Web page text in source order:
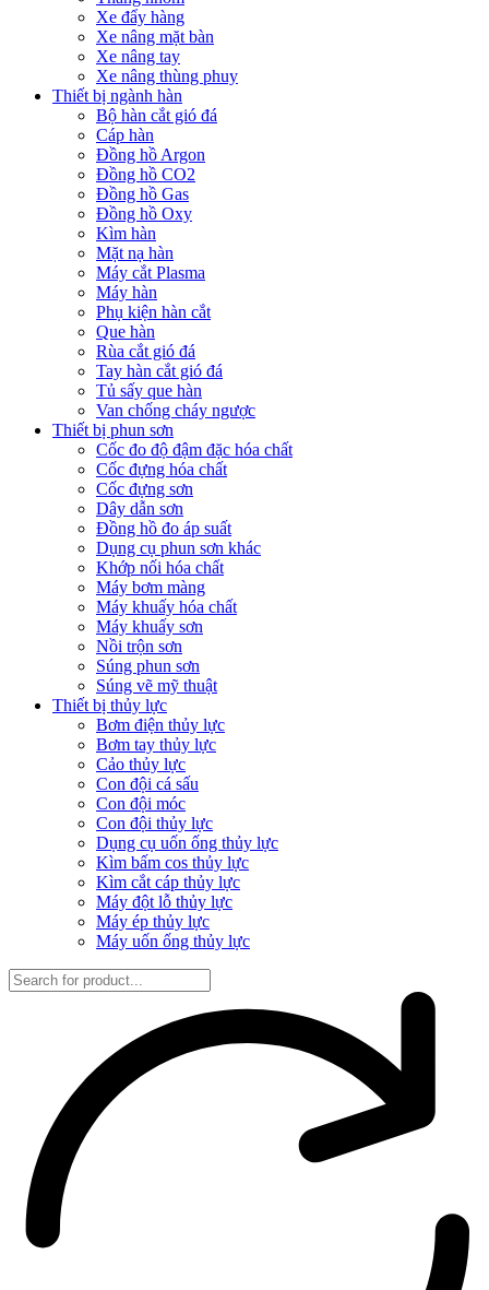
Xe đẩy hàng
Xe nâng mặt bàn
Xe nâng tay
Xe nâng thùng phuy
Thiết bị ngành hàn
Bộ hàn cắt gió đá
Cáp hàn
Đồng hồ Argon
Đồng hồ CO2
Đồng hồ Gas
Đồng hồ Oxy
Kìm hàn
Mặt nạ hàn
Máy cắt Plasma
Máy hàn
Phụ kiện hàn cắt
Que hàn
Rùa cắt gió đá
Tay hàn cắt gió đá
Tủ sấy que hàn
Van chống cháy ngược
Thiết bị phun sơn
Cốc đo độ đậm đặc hóa chất
Cốc đựng hóa chất
Cốc đựng sơn
Dây dẫn sơn
Đồng hồ đo áp suất
Dụng cụ phun sơn khác
Khớp nối hóa chất
Máy bơm màng
Máy khuấy hóa chất
Máy khuấy sơn
Nồi trộn sơn
Súng phun sơn
Súng vẽ mỹ thuật
Thiết bị thủy lực
Bơm điện thủy lực
Bơm tay thủy lực
Cảo thủy lực
Con đội cá sấu
Con đội móc
Con đội thủy lực
Dụng cụ uốn ống thủy lực
Kìm bấm cos thủy lực
Kìm cắt cáp thủy lực
Máy đột lỗ thủy lực
Máy ép thủy lực
Máy uốn ống thủy lực